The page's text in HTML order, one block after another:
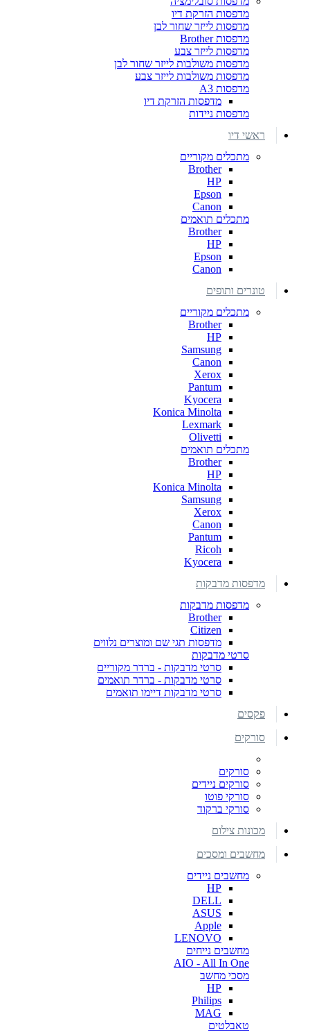
מדפסות הזרקת דיו
מדפסות לייזר שחור לבן
מדפסות Brother
מדפסות לייזר צבע
מדפסות משולבות לייזר שחור לבן
מדפסות משולבות לייזר צבע
מדפסות A3
מדפסות הזרקת דיו
מדפסות ניידות
ראשי דיו
מתכלים מקוריים
Brother
HP
Epson
Canon
מתכלים תואמים
Brother
HP
Epson
Canon
טונרים ותופים
מתכלים מקוריים
Brother
HP
Samsung
Canon
Xerox
Pantum
Kyocera
Konica Minolta
Lexmark
Olivetti
מתכלים תואמים
Brother
HP
Konica Minolta
Samsung
Xerox
Canon
Pantum
Ricoh
Kyocera
מדפסות מדבקות
מדפסות מדבקות
Brother
Citizen
מדפסות תגי שם ומוצרים נלווים
סרטי מדבקות
סרטי מדבקות - ברדר מקוריים
סרטי מדבקות - ברדר תואמים
סרטי מדבקות דיימו תואמים
פקסים
סורקים
סורקים
סורקים ניידים
סורקי פוטו
סורקי ברקוד
מכונות צילום
מחשבים ומסכים
מחשבים ניידים
HP
DELL
ASUS
Apple
LENOVO
מחשבים נייחים
AIO - All In One
מסכי מחשב
HP
Philips
MAG
טאבלטים